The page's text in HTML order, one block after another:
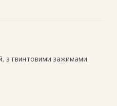
з гвинтовими зажимами